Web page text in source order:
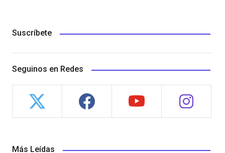
Suscríbete
Seguinos en Redes
Más Leídas